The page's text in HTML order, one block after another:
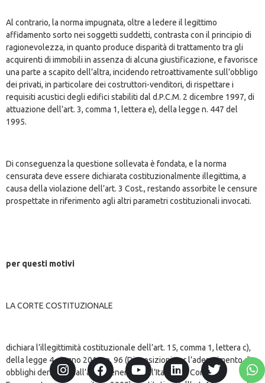
Al contrario, la norma impugnata, oltre a ledere il legittimo
affidamento sorto nei soggetti suddetti, contrasta con il principio di
ragionevolezza, in quanto produce disparità di trattamento tra gli
acquirenti di immobili in assenza di alcuna giustificazione, e favorisce
una parte a scapito dell’altra, incidendo retroattivamente sull’obbligo
dei privati, in particolare dei costruttori-venditori, di rispettare i
requisiti acustici degli edifici stabiliti dal d.P.C.M. 2 dicembre 1997, di
attuazione dell’art. 3, comma 1, lettera e), della legge n. 447 del
1995.
Di conseguenza la questione sollevata è fondata, e la norma
censurata deve essere dichiarata costituzionalmente illegittima, a
causa della violazione dell’art. 3 Cost., restando assorbite le censure
prospettate in riferimento agli altri parametri costituzionali invocati.
per questi motivi
LA CORTE COSTITUZIONALE
dichiara l’illegittimità costituzionale dell’art. 15, comma 1, lettera c),
della legge 4 giugno 2010, n. 96 (Disposizioni per l’adempimento di
obblighi derivanti dall’appartenenza dell’Italia alle Comunità